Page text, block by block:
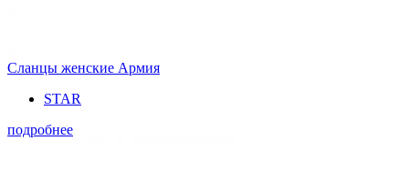
Сланцы женские Армия
STAR
подробнее